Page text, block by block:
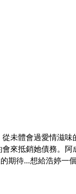
未體會過愛情滋
來抵銷她債務。
期待…想給浩婷一